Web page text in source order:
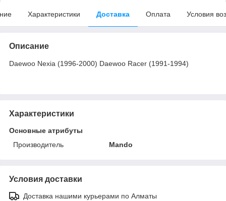
Характеристики Доставка Оплата Условия
Описание
Daewoo Nexia (1996-2000) Daewoo Racer (1991-1994)
Характеристики
Основные атрибуты
Производитель
Mando
Условия доставки
Доставка нашими курьерами по Алматы